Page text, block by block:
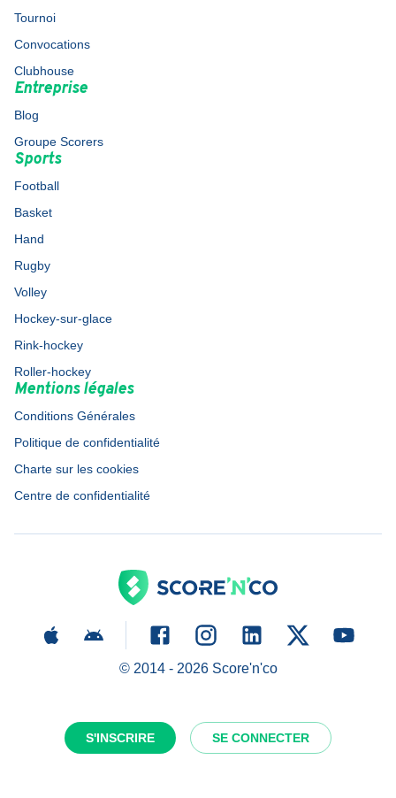
S'INSCRIRE SE CONNECTER
Tournoi
Convocations
Clubhouse
Entreprise
Blog
Groupe Scorers
Sports
Football
Basket
Hand
Rugby
Volley
Hockey-sur-glace
Rink-hockey
Roller-hockey
Mentions légales
Conditions Générales
Politique de confidentialité
Charte sur les cookies
Centre de confidentialité
© 2014 - 2026Score'n'co